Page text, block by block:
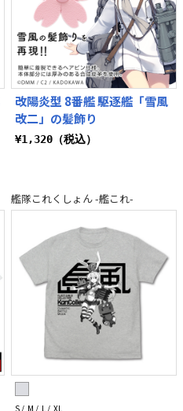
改陽炎型 8番艦 駆逐艦「雪風
改二」の髪飾り
¥1,320（税込）
艦隊これくしょん -艦これ-
S / M / L / XL